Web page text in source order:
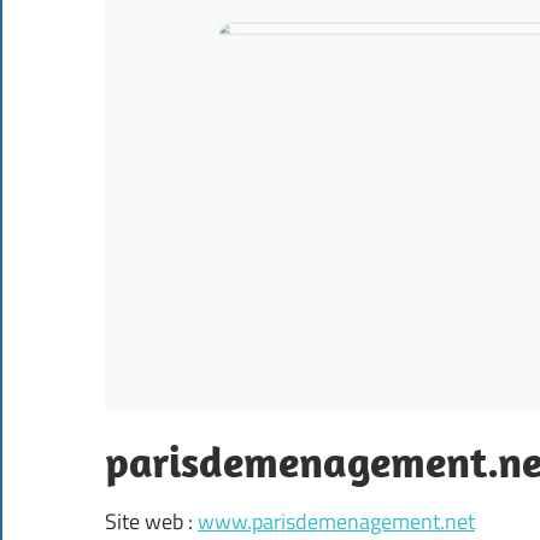
Site web :www.parisdemenagement.net